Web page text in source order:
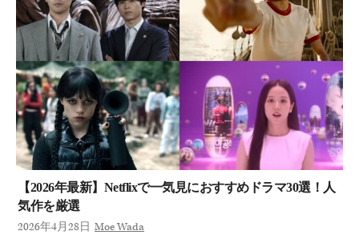
【2026年最新】Netflixで一気見におすすめドラマ30選！人
気作を厳選
2026年4月28日 Moe Wada